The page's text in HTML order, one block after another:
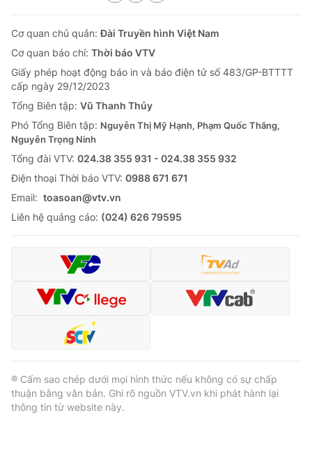
Cơ quan chủ quản:Đài Truyền hình Việt Nam
Cơ quan báo chí: Thời báo VTV
Giấy phép hoạt động báo in và báo điện tử số 483/GP-BTTTT
cấp ngày 29/12/2023
Tổng Biên tập: Vũ Thanh Thủy
Phó Tổng Biên tập: Nguyễn Thị Mỹ Hạnh, Phạm Quốc Thắng,
Nguyễn Trọng Ninh
Tổng đài VTV: 024.38 355 931 - 024.38 355 932
Ðiện thoại Thời báo VTV: 0988 671 671
Email: toasoan@vtv.vn
Liên hệ quảng cáo: (024) 626 79595
® Cấm sao chép dưới mọi hình thức nếu không có sự chấp
thuận bằng văn bản. Ghi rõ nguồn VTV.vn khi phát hành lại
thông tin từ website này.